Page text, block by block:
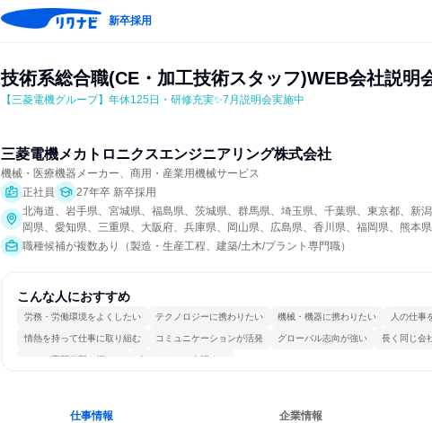
新卒採用
技術系総合職(CE・加工技術スタッフ)WEB会社説明
【三菱電機グループ】年休125日・研修充実✨7月説明会実施中
三菱電機メカトロニクスエンジニアリング株式会社
機械・医療機器メーカー、商用・産業用機械サービス
正社員
27年卒 新卒採用
北海道、岩手県、宮城県、福島県、茨城県、群馬県、埼玉県、千葉県、東京都、新
岡県、愛知県、三重県、大阪府、兵庫県、岡山県、広島県、香川県、福岡県、熊本県
職種候補が複数あり（製造・生産工程、建築/土木/プラント専門職）
こんな人におすすめ
労務・労働環境をよくしたい テクノロジーに携わりたい 機械・機器に携わりたい 人の仕事
情熱を持って仕事に取り組む コミュニケーションが活発 グローバル志向が強い 長く同じ会
一つの専門分野を極める 人とたくさん会話する
仕事情報 企業情報